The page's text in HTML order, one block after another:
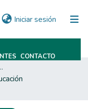
Iniciar sesión (current)
CONTACTO
Posgrado